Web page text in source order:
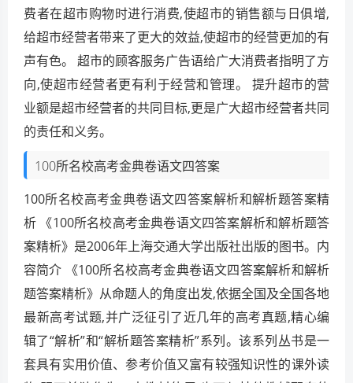
费者在超市购物时进行消费,使超市的销售额与日俱增,
给超市经营者带来了更大的效益,使超市的经营更加的有
声有色。 超市的顾客服务广告语给广大消费者指明了方
向,使超市经营者更有利于经营和管理。 提升超市的营
业额是超市经营者的共同目标,更是广大超市经营者共同
的责任和义务。
100所名校高考金典卷语文四答案
100所名校高考金典卷语文四答案解析和解析题答案精
析 《100所名校高考金典卷语文四答案解析和解析题答
案精析》是2006年上海交通大学出版社出版的图书。内
容简介 《100所名校高考金典卷语文四答案解析和解析
题答案精析》从命题人的角度出发,依据全国及全国各地
最新高考试题,并广泛征引了近几年的高考真题,精心编
辑了“解析”和“解析题答案精析”系列。该系列丛书是一
套具有实用价值、参考价值又富有较强知识性的课外读